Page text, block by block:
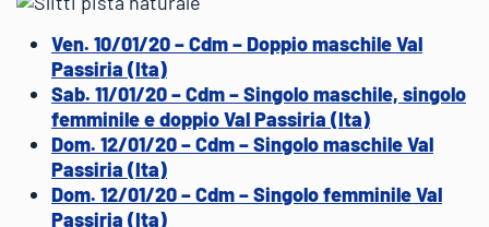
Ven. 10/01/20 – Cdm – Doppio maschile Val
Passiria (Ita)
Sab. 11/01/20 – Cdm – Singolo maschile, singolo
femminile e doppio Val Passiria (Ita)
Dom. 12/01/20 – Cdm – Singolo maschile Val
Passiria (Ita)
Dom. 12/01/20 – Cdm – Singolo femminile Val
Passiria (Ita)